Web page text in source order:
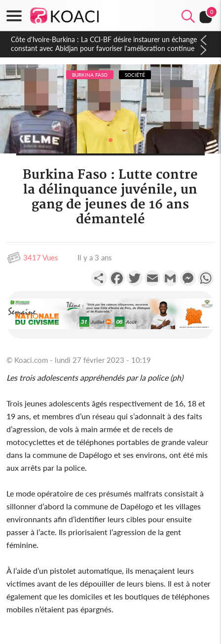
0
Côte d'Ivoire : Peste porcine africaine, le gouvernement
défend les abattages sanitaires et appelle au respect des
mesures vétérinaires
BURKINA FASO SOCIÉTÉ
Burkina Faso : Lutte contre
la délinquance juvénile, un
gang de jeunes de 16 ans
démantelé
3417 Vues Il y a 3 ans
PartagerFacebookTwitterEmail Gmail
© Koaci.com - lundi 27 février 2023 - 10:19
Les trois adolescents appréhendés par la police (ph)
Trois jeunes adolescents âgés respectivement de 16, 18 et
19 ans, et membres d’un réseau qui s’adonnait à des faits
d’agression, de vols à main armée et de recels de
motocyclettes et de téléphones portables de grande valeur
dans la commune de Dapélogo et ses environs, ont été mis
aux arrêts par la police.
Le mode opératoire de ces présumés malfrats consistait à
sillonner d’abord la commune de Dapélogo et les villages
environnants afin d’identifier leurs cibles pour ensuite
passer à l’acte. Ils priorisaient l’agression de la gent
féminine.
À l’aide d’un pistolet automatique, ils menaçaient leurs
victimes avant de les dépouiller de leurs biens. Il est à noter
également que les domiciles et les boutiques de téléphones
mobiles n’étaient pas épargnés.